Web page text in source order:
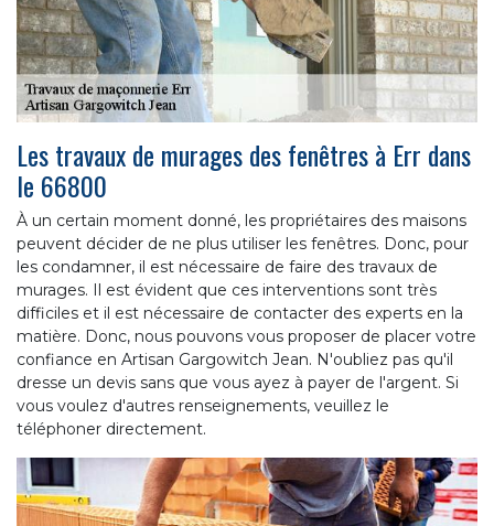
Les travaux de murages des fenêtres à Err dans
le 66800
À un certain moment donné, les propriétaires des maisons
peuvent décider de ne plus utiliser les fenêtres. Donc, pour
les condamner, il est nécessaire de faire des travaux de
murages. Il est évident que ces interventions sont très
difficiles et il est nécessaire de contacter des experts en la
matière. Donc, nous pouvons vous proposer de placer votre
confiance en Artisan Gargowitch Jean. N'oubliez pas qu'il
dresse un devis sans que vous ayez à payer de l'argent. Si
vous voulez d'autres renseignements, veuillez le
téléphoner directement.